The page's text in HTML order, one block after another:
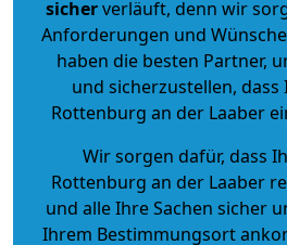
sicherverläuft, denn wir
Anforderungen und
haben die besten Partner,
und sicherzustellen,
Rottenburg an der Laaber
Wir sorgen dafür, dass
Rottenburg an der Laaber
und alle Ihre Sachen sicher
Ihrem Bestimmungsort